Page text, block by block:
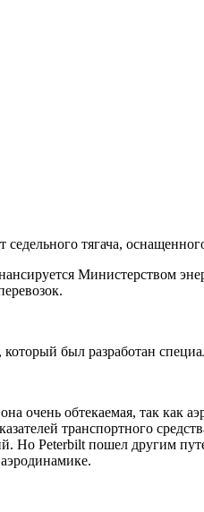
тягача,
Министерством
был разработан
очень обтекаемая, так как
транспортного
Но Peterbilt пошел другим